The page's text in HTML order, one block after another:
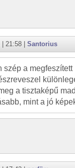
| 21:58 | Santorius
szép a megfeszített
a tisztaképű
mint a jó